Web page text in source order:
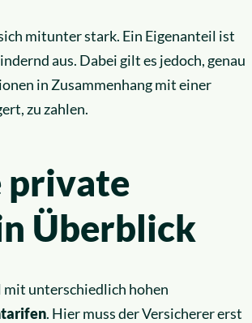
mitunter stark. Ein Eigenanteil ist
aus. Dabei gilt es jedoch, genau
in Zusammenhang mit einer
zu zahlen.
private
Überblick
mit unterschiedlich hohen
. Hier muss der Versicherer erst